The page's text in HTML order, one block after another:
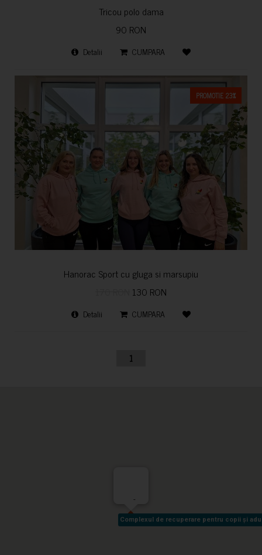
Tricou polo dama
90 RON
Detalii CUMPARA
PROMOTIE 23%
Hanorac Sport cu gluga si marsupiu
130 RON
Detalii CUMPARA
1
Complexul de recuperare pentru copii și
Complexul de recuperare pentru copii și
-